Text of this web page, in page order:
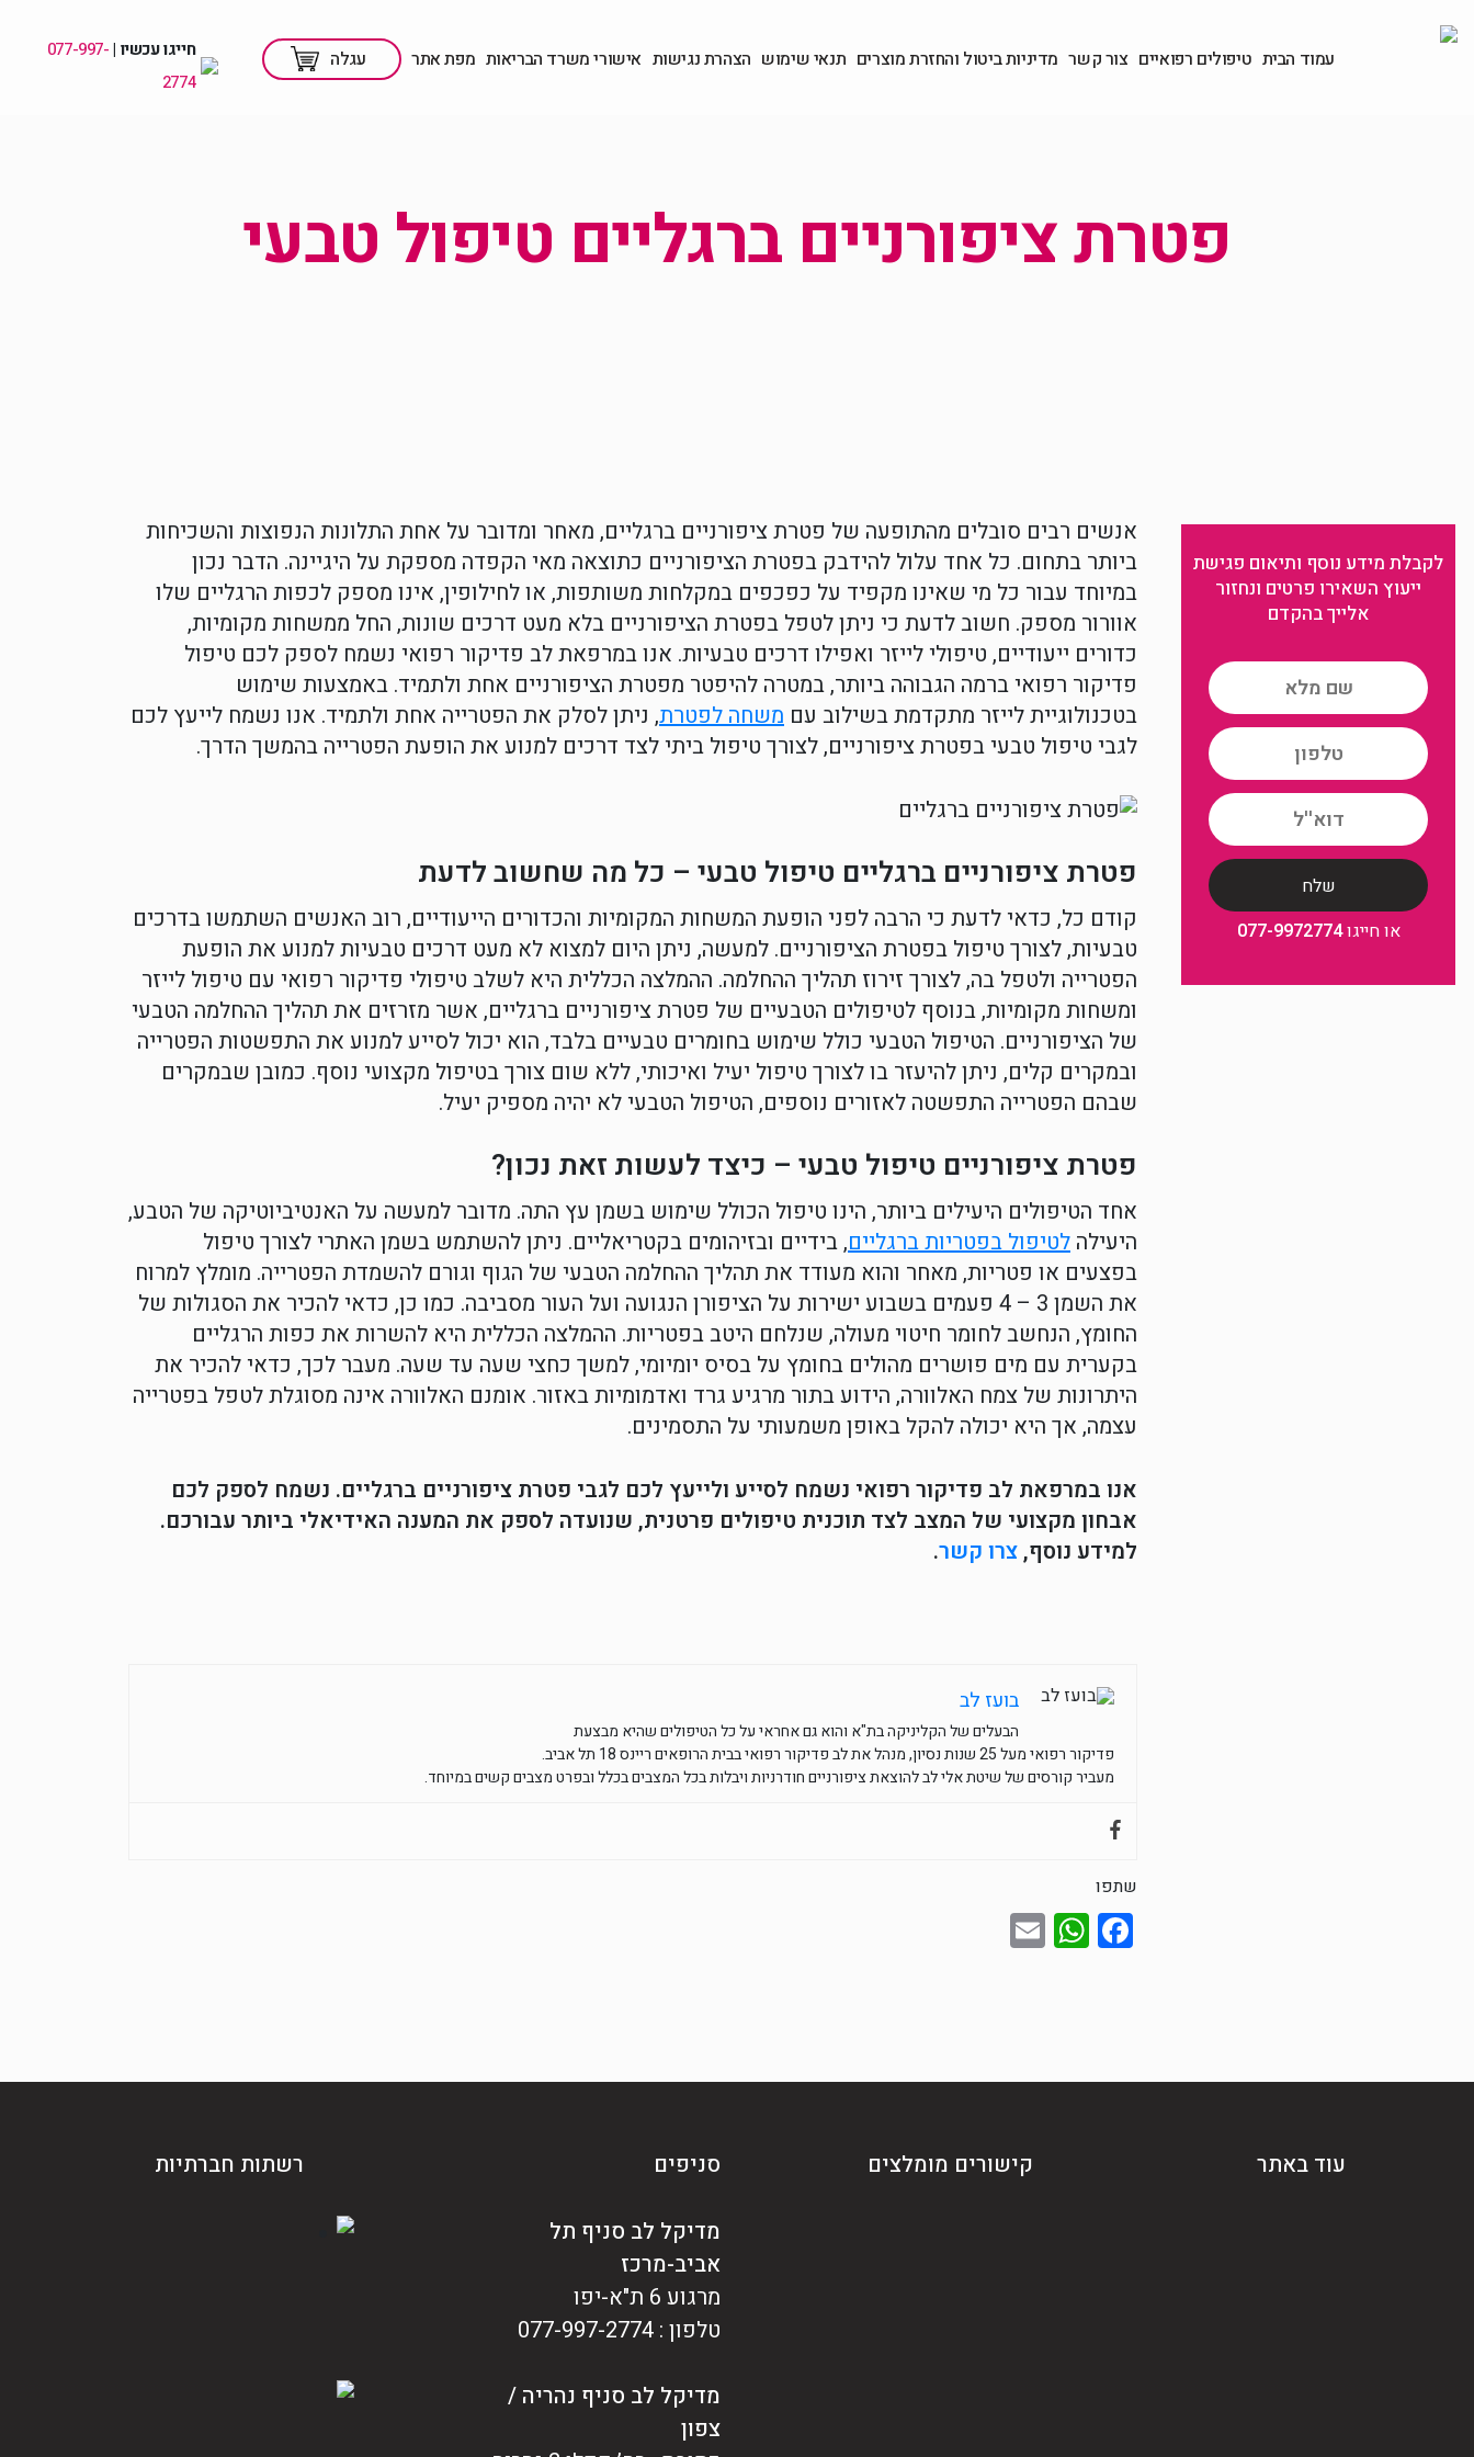
עמוד הבית טיפולים רפואיים צור קשר מדיניות ביטול והחזרת מוצרים תנאי שימוש הצהרת נגישות אישורי משרד הבריאות מפת אתר עגלה חייגו עכשיו |077-997-
2774
פטרת ציפורניים ברגליים טיפול טבעי
לקבלת מידע נוסף ותיאום פגישת
ייעוץ השאירו פרטים ונחזור
אלייך בהקדם
או חייגו077-9972774
אנשים רבים סובלים מהתופעה של פטרת ציפורניים ברגליים, מאחר ומדובר על אחת התלונות הנפוצות והשכיחות
ביותר בתחום. כל אחד עלול להידבק בפטרת הציפורניים כתוצאה מאי הקפדה מספקת על היגיינה. הדבר נכון
במיוחד עבור כל מי שאינו מקפיד על כפכפים במקלחות משותפות, או לחילופין, אינו מספק לכפות הרגליים שלו
אוורור מספק. חשוב לדעת כי ניתן לטפל בפטרת הציפורניים בלא מעט דרכים שונות, החל ממשחות מקומיות,
כדורים ייעודיים, טיפולי לייזר ואפילו דרכים טבעיות. אנו במרפאת לב פדיקור רפואי נשמח לספק לכם טיפול
פדיקור רפואי ברמה הגבוהה ביותר, במטרה להיפטר מפטרת הציפורניים אחת ולתמיד. באמצעות שימוש
בטכנולוגיית לייזר מתקדמת בשילוב עם משחה לפטרת, ניתן לסלק את הפטרייה אחת ולתמיד. אנו נשמח לייעץ לכם
לגבי טיפול טבעי בפטרת ציפורניים, לצורך טיפול ביתי לצד דרכים למנוע את הופעת הפטרייה בהמשך הדרך.
פטרת ציפורניים ברגליים טיפול טבעי – כל מה שחשוב לדעת
קודם כל, כדאי לדעת כי הרבה לפני הופעת המשחות המקומיות והכדורים הייעודיים, רוב האנשים השתמשו בדרכים
טבעיות, לצורך טיפול בפטרת הציפורניים. למעשה, ניתן היום למצוא לא מעט דרכים טבעיות למנוע את הופעת
הפטרייה ולטפל בה, לצורך זירוז תהליך ההחלמה. ההמלצה הכללית היא לשלב טיפולי פדיקור רפואי עם טיפול לייזר
ומשחות מקומיות, בנוסף לטיפולים הטבעיים של פטרת ציפורניים ברגליים, אשר מזרזים את תהליך ההחלמה הטבעי
של הציפורניים. הטיפול הטבעי כולל שימוש בחומרים טבעיים בלבד, הוא יכול לסייע למנוע את התפשטות הפטרייה
ובמקרים קלים, ניתן להיעזר בו לצורך טיפול יעיל ואיכותי, ללא שום צורך בטיפול מקצועי נוסף. כמובן שבמקרים
שבהם הפטרייה התפשטה לאזורים נוספים, הטיפול הטבעי לא יהיה מספיק יעיל.
פטרת ציפורניים טיפול טבעי – כיצד לעשות זאת נכון?
אחד הטיפולים היעילים ביותר, הינו טיפול הכולל שימוש בשמן עץ התה. מדובר למעשה על האנטיביוטיקה של הטבע,
היעילה לטיפול בפטריות ברגליים, בידיים ובזיהומים בקטריאליים. ניתן להשתמש בשמן האתרי לצורך טיפול
בפצעים או פטריות, מאחר והוא מעודד את תהליך ההחלמה הטבעי של הגוף וגורם להשמדת הפטרייה. מומלץ למרוח
את השמן 3 – 4 פעמים בשבוע ישירות על הציפורן הנגועה ועל העור מסביבה. כמו כן, כדאי להכיר את הסגולות של
החומץ, הנחשב לחומר חיטוי מעולה, שנלחם היטב בפטריות. ההמלצה הכללית היא להשרות את כפות הרגליים
בקערית עם מים פושרים מהולים בחומץ על בסיס יומיומי, למשך כחצי שעה עד שעה. מעבר לכך, כדאי להכיר את
היתרונות של צמח האלוורה, הידוע בתור מרגיע גרד ואדמומיות באזור. אומנם האלוורה אינה מסוגלת לטפל בפטרייה
עצמה, אך היא יכולה להקל באופן משמעותי על התסמינים.
אנו במרפאת לב פדיקור רפואי נשמח לסייע ולייעץ לכם לגבי פטרת ציפורניים ברגליים. נשמח לספק לכם
אבחון מקצועי של המצב לצד תוכנית טיפולים פרטנית, שנועדה לספק את המענה האידיאלי ביותר עבורכם.
למידע נוסף,צרו קשר.
בועז לב
הבעלים של הקליניקה בת"א והוא גם אחראי על כל הטיפולים שהיא מבצעת
פדיקור רפואי מעל 25 שנות נסיון, מנהל את לב פדיקור רפואי בבית הרופאים ריינס 18 תל אביב.
מעביר קורסים של שיטת אלי לב להוצאת ציפורניים חודרניות ויבלות בכל המצבים בכלל ובפרט מצבים קשים במיוחד.
שתפו
Facebook
WhatsApp
עוד באתר קישורים מומלצים סניפים
מדיקל לב סניף תל
אביב-מרכז
מרגוע 6 ת"א-יפו
טלפון : 077-997-2774
מדיקל לב סניף נהריה /
צפון
רשתות חברתיות